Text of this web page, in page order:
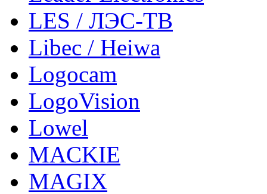
LES / ЛЭС-ТВ
Libec / Heiwa
Logocam
LogoVision
Lowel
MACKIE
MAGIX